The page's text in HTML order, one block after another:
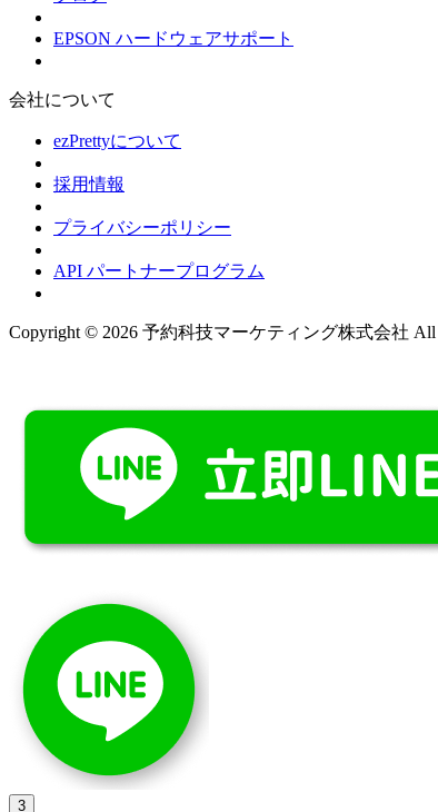
EPSON ハードウェアサポート
会社について
ezPrettyについて
採用情報
プライバシーポリシー
API パートナープログラム
Copyright © 2026 予約科技マーケティング株式会社 All
3